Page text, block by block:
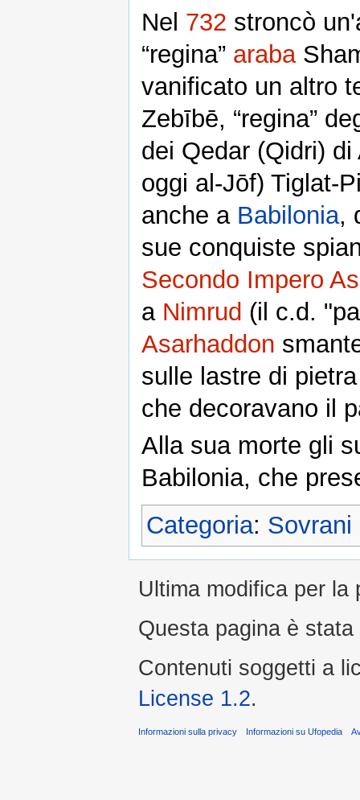
Nel 732 stroncò
“regina” araba
vanificato un altro
Zebībē, “regina”
dei Qedar (Qidri)
oggi al-Jōf) Tiglat-
anche a Babilonia,
sue conquiste
Secondo Impero
a Nimrud (il c.d.
Asarhaddon
sulle lastre di
che decoravano il
Alla sua morte gli
Babilonia, che
Categoria: Sovrani
Ultima modifica per la
Questa pagina è
Contenuti soggetti a
License 1.2.
Informazioni sulla privacy Informazioni su Ufopedia